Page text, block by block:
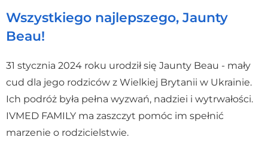
Wszystkiego najlepszego, Jaunty
Beau!
31 stycznia 2024 roku urodził się Jaunty Beau - mały
cud dla jego rodziców z Wielkiej Brytanii w Ukrainie.
Ich podróż była pełna wyzwań, nadziei i wytrwałości.
IVMED FAMILY ma zaszczyt pomóc im spełnić
marzenie o rodzicielstwie.